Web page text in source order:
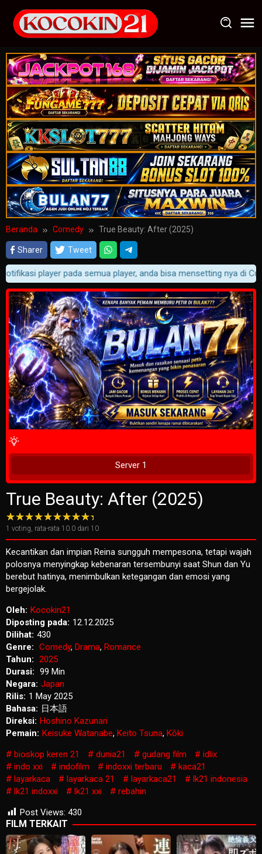
konten
Beranda Comedy True Beauty: After (2025)
Sharer Tweet
player pada semua player, anda bisa mensetting nya di
4 Wait Time
Server 1
True Beauty: After (2025)
1 voting, rata-rata 10.0 dari 10
Kecantikan dan impian Reina sungguh mempesona, tetapi wajah
polosnya menyingkap kebenaran tersembunyi saat Shun dan Yu
berebut hatinya, menimbulkan ketegangan dan emosi yang
bergejolak.
Oleh: Kocokin21
Diposting pada: 12.12.2025
Dilihat: 430
Genre: Comedy, Drama, Romance
Tahun: 2025
Durasi: 99 Min
Negara: Japan
Rilis: 1 May 2025
Bahasa: 日本語
Direksi: Hoshino Kazunari
Pemain: Keisuke Watanabe, Keito Tsuna, Kōki
bioskop keren 21
dunia21 gudang film
idlix
indo xxi
indofilm indoxxi terbaru
kaca21
layarkaca
layarkaca 21 layarkaca21
lk21 indonesia
lk21 indoxxi
lk21 xxi
rebahin
Post Views: 430
FILM TERKAIT